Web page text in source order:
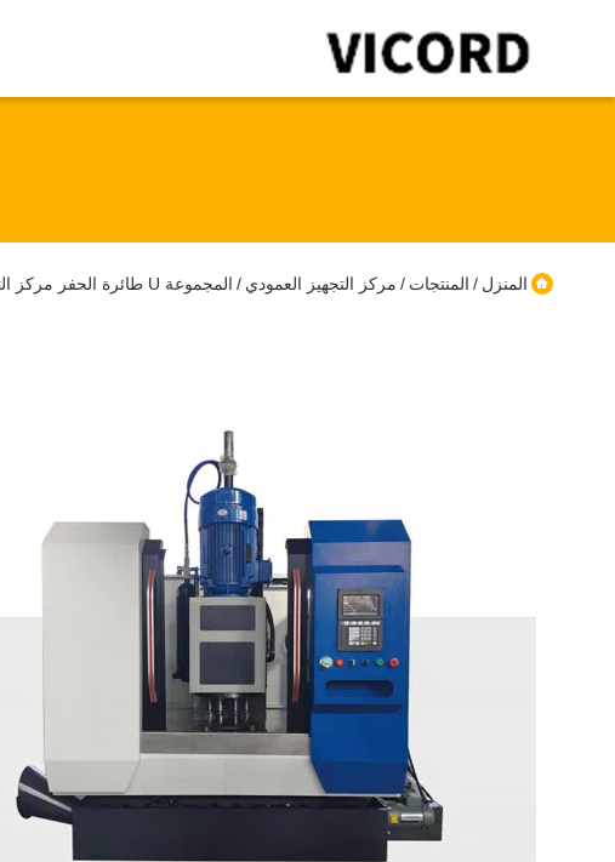
المنزل / المنتجات / مركز التجهيز العمودي / المجموعة U طائرة الحفر مركز التصنيع الرأسي Φ340 قطر قطعة العمل 2300mm × 1860mm × 2450mm